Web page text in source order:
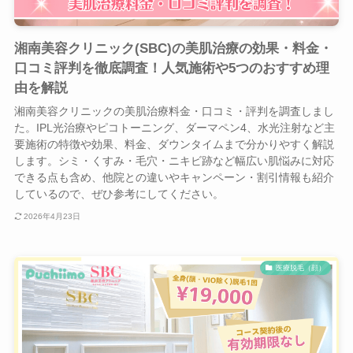
湘南美容クリニック(SBC)の美肌治療の効果・料金・
口コミ評判を徹底調査！人気施術や5つのおすすめ理
由を解説
湘南美容クリニックの美肌治療料金・口コミ・評判を調査しまし
た。IPL光治療やピコトーニング、ダーマペン4、水光注射など主
要施術の特徴や効果、料金、ダウンタイムまで分かりやすく解説
します。シミ・くすみ・毛穴・ニキビ跡など幅広い肌悩みに対応
できる点も含め、他院との違いやキャンペーン・割引情報も紹介
しているので、ぜひ参考にしてください。
2026年4月23日
医療脱毛（顔）